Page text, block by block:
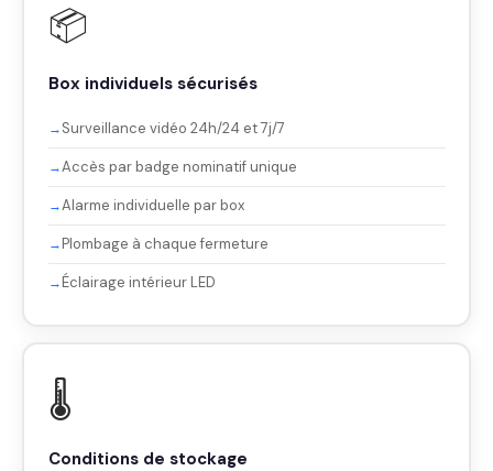
📦
Box individuels sécurisés
Surveillance vidéo 24h/24 et 7j/7
Accès par badge nominatif unique
Alarme individuelle par box
Plombage à chaque fermeture
Éclairage intérieur LED
🌡️
Conditions de stockage